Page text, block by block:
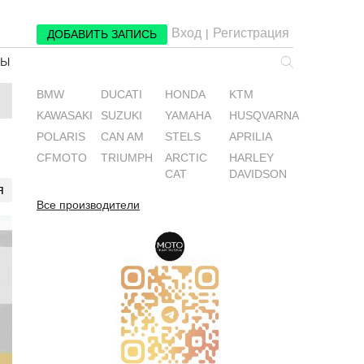
ДОБАВИТЬ ЗАПИСЬ Вход | Регистрация
BMW DUCATI HONDA
KTM
KAWASAKI
SUZUKI YAMAHA
HUSQVARNA
POLARIS
CAN AM STELS
APRILIA
CFMOTO
TRIUMPH
ARCTIC
CAT
HARLEY
DAVIDSON
Все производители